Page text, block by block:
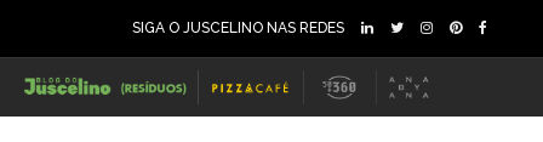
SIGA O JUSCELINO NAS REDES